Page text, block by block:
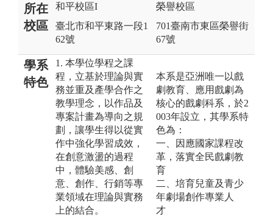
所在
校區
和平校區I
臺北市和平東路一段1
62號
榮譽校區
701臺南市東區榮譽街
67號
學系
特色
1. 本學位學程之課
程，立基於理論與實
務並重及產學合作之
教學理念，以作品及
專案計畫為導向之規
劃，讓學生得以從實
作中強化學習成效，
在創意激盪的過程
中，體驗美感、創
意、創作、行銷等專
業領域在理論與實務
上的結合。
本系是亞洲唯一以戲
劇教育、應用戲劇為
核心的戲劇科系，於2
003年設立，其學系特
色為：
一、因應國家課程改
革，落實全民戲劇教
育
二、培育兒童及青少
年劇場創作專業人
才